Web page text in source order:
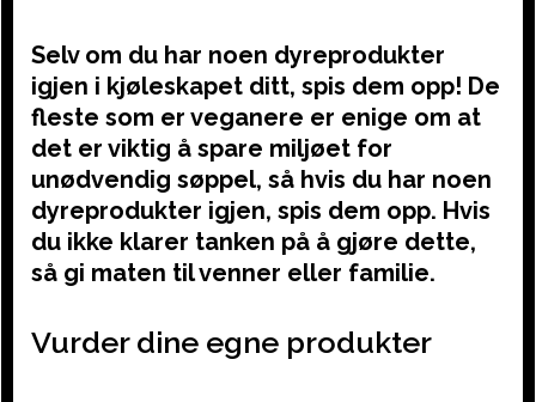
Selv om du har noen dyreprodukter
igjen i kjøleskapet ditt, spis dem opp! De
fleste som er veganere er enige om at
det er viktig å spare miljøet for
unødvendig søppel, så hvis du har noen
dyreprodukter igjen, spis dem opp. Hvis
du ikke klarer tanken på å gjøre dette,
så gi maten til venner eller familie.
Vurder dine egne produkter